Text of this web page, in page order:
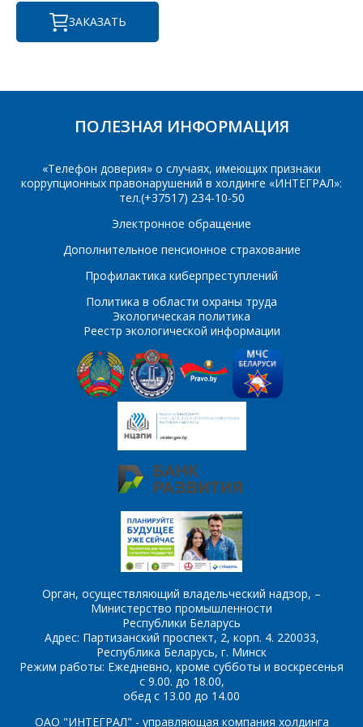
ЗАКАЗАТЬ
ПОЛЕЗНАЯ ИНФОРМАЦИЯ
«Телефон доверия» о случаях, имеющих признаки
коррупционных правонарушений в холдинге «ИНТЕГРАЛ»:
тел.(+37517) 234-10-50
Электронное обращение
Дополнительное пенсионное страхование
Профилактика киберпреступлений
Политика в области охраны труда
Экологическая политика
Реестр экологической информации
Орган, осуществляющий владельческий надзор, –
Министерство промышленности
Республики Беларусь
Адрес: Партизанский проспект, 2, корп. 4. 220033,
Республика Беларусь, г. Минск
Режим работы: Ежедневно, кроме субботы и воскресенья
с 9.00. до 18.00,
обед с 13.00 до 14.00
ОАО "ИНТЕГРАЛ" - управляющая компания холдинга
E-mail
Интересующий товар/
услуга, их количество
*
Комментарий*
*- обязательные
поля
ОТПРАВИТЬ
Телефон
E-mail
Интересующий товар/
услуга
Сообщение*
Я согласен на
обработку
персональных данных
- обязательные
поля
ОТПРАВИТЬ